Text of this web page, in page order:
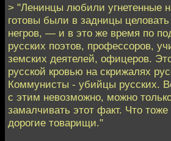
> "Ленинцы любили угнетенные
готовы были в задницы
негров, — и в это же время по
русских поэтов, профессоров,
земских деятелей, офицеров.
русской кровью на скрижалях
Коммунисты - убийцы русских.
с этим невозможно, можно
замалчивать этот факт. Что
дорогие товарищи."